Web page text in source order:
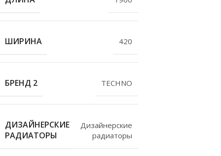
ШИРИНА 420
БРЕНД 2 TECHNO
ДИЗАЙНЕРСКИЕ
РАДИАТОРЫ
Дизайнерские
радиаторы